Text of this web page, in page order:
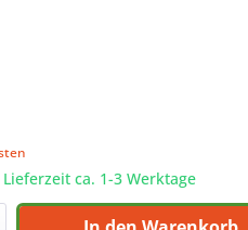
ca. 1-3 Werktage